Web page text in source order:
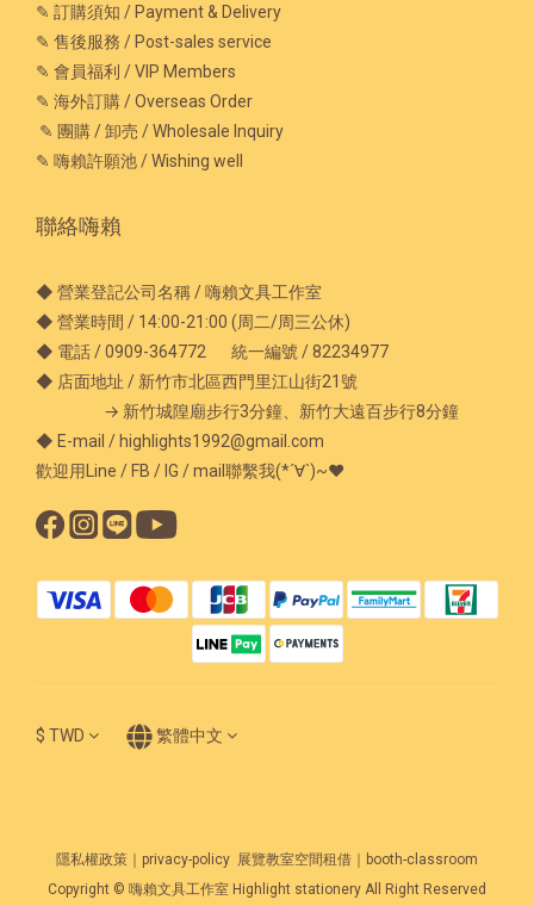
✎ 訂購須知 / Payment & Delivery
✎ 售後服務 / Post-sales service
✎ 會員福利 / VIP Members
✎ 海外訂購 / Overseas Order
✎ 團購 / 卸売 / Wholesale Inquiry
✎ 嗨賴許願池 / Wishing well
聯絡嗨賴
◆ 營業登記公司名稱 / 嗨賴文具工作室
◆ 營業時間 / 14:00-21:00 (周二/周三公休)
◆ 電話 / 0909-364772 統一編號 / 82234977
◆ 店面地址 / 新竹市北區西門里江山街21號
→ 新竹城隍廟步行3分鐘、新竹大遠百步行8分鐘
◆ E-mail / highlights1992@gmail.com
歡迎用Line / FB / IG / mail聯繫我(*´∀`)~♥
$ TWD 繁體中文
隱私權政策｜privacy-policy 展覽教室空間租借｜booth-classroom
Copyright © 嗨賴文具工作室 Highlight stationery All Right Reserved